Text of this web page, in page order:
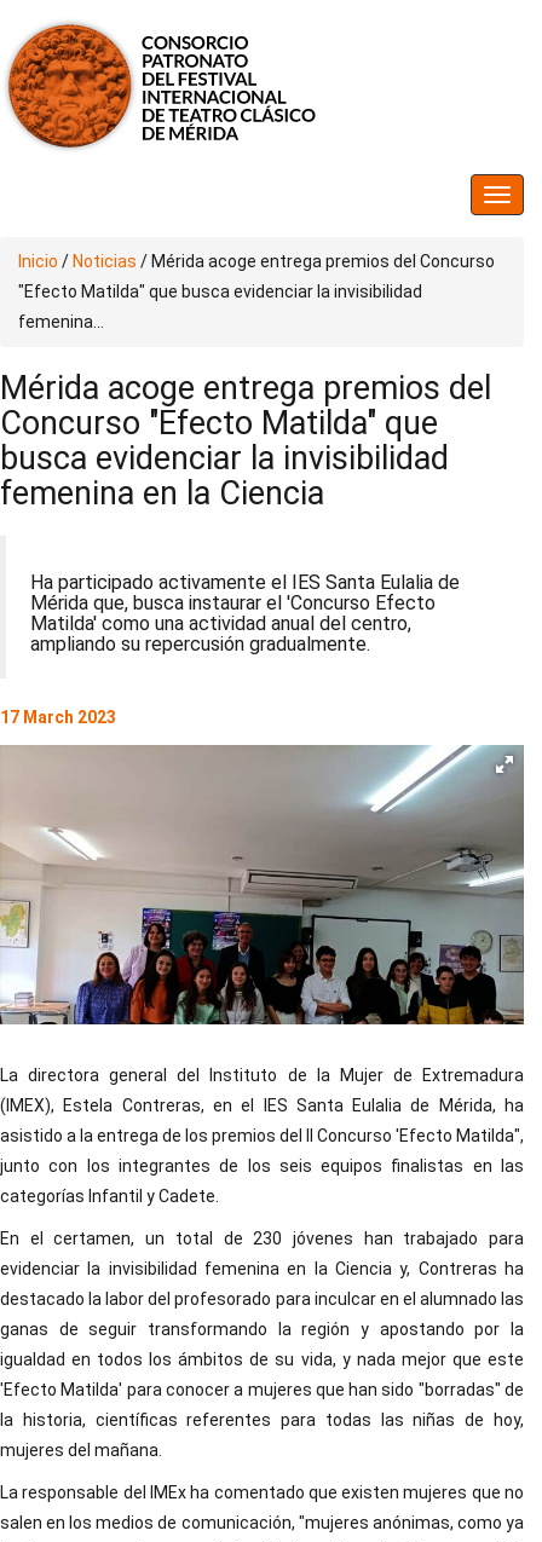
Inicio / Noticias / Mérida acoge entrega premios del Concurso
"Efecto Matilda" que busca evidenciar la invisibilidad
femenina...
Mérida acoge entrega premios del
Concurso "Efecto Matilda" que
busca evidenciar la invisibilidad
femenina en la Ciencia
Ha participado activamente el IES Santa Eulalia de
Mérida que, busca instaurar el 'Concurso Efecto
Matilda' como una actividad anual del centro,
ampliando su repercusión gradualmente.
17 March 2023
La directora general del Instituto de la Mujer de Extremadura
(IMEX), Estela Contreras, en el IES Santa Eulalia de Mérida, ha
asistido a la entrega de los premios del II Concurso 'Efecto Matilda",
junto con los integrantes de los seis equipos finalistas en las
categorías Infantil y Cadete.
En el certamen, un total de 230 jóvenes han trabajado para
evidenciar la invisibilidad femenina en la Ciencia y, Contreras ha
destacado la labor del profesorado para inculcar en el alumnado las
ganas de seguir transformando la región y apostando por la
igualdad en todos los ámbitos de su vida, y nada mejor que este
'Efecto Matilda' para conocer a mujeres que han sido "borradas" de
la historia, científicas referentes para todas las niñas de hoy,
mujeres del mañana.
La responsable del IMEx ha comentado que existen mujeres que no
salen en los medios de comunicación, "mujeres anónimas, como ya